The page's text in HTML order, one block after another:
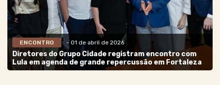
ENCONTRO - 01 de abril de 2026
Diretores do Grupo Cidade registram encontro com
Lula em agenda de grande repercussão em Fortaleza